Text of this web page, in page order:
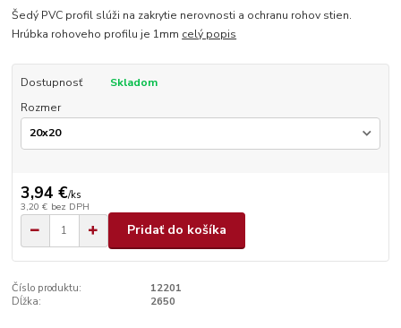
Šedý PVC profil slúži na zakrytie nerovnosti a ochranu rohov stien.
Hrúbka rohoveho profilu je 1mm celý popis
Dostupnosť
Skladom
Rozmer
3,94 €/ks
3,20 € bez DPH
Pridať do košíka
Číslo produktu:
12201
Dĺžka:
2650